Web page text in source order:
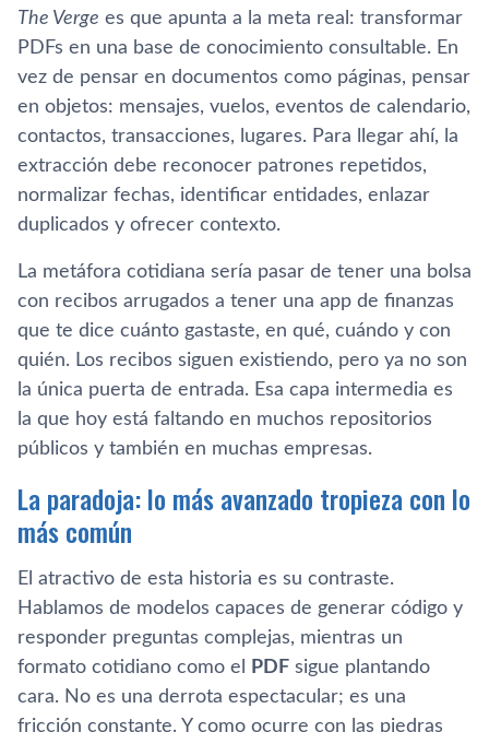
The Verge es que apunta a la meta real: transformar
PDFs en una base de conocimiento consultable. En
vez de pensar en documentos como páginas, pensar
en objetos: mensajes, vuelos, eventos de calendario,
contactos, transacciones, lugares. Para llegar ahí, la
extracción debe reconocer patrones repetidos,
normalizar fechas, identificar entidades, enlazar
duplicados y ofrecer contexto.
La metáfora cotidiana sería pasar de tener una bolsa
con recibos arrugados a tener una app de finanzas
que te dice cuánto gastaste, en qué, cuándo y con
quién. Los recibos siguen existiendo, pero ya no son
la única puerta de entrada. Esa capa intermedia es
la que hoy está faltando en muchos repositorios
públicos y también en muchas empresas.
La paradoja: lo más avanzado tropieza con lo
más común
El atractivo de esta historia es su contraste.
Hablamos de modelos capaces de generar código y
responder preguntas complejas, mientras un
formato cotidiano como el
PDF sigue plantando
cara. No es una derrota espectacular; es una
fricción constante. Y como ocurre con las piedras